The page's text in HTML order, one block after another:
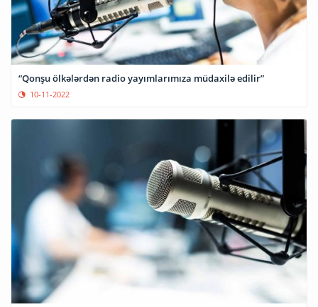
“Qonşu ölkələrdən radio yayımlarımıza müdaxilə edilir”
10-11-2022